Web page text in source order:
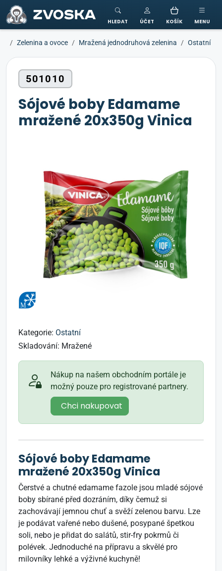
ZVOSKA
HLEDAT ÚČET KOŠÍK MENU
Zelenina a ovoce Mražená jednodruhová zelenina Ostatní
501010
Sójové boby Edamame
mražené 20x350g Vinica
Kategorie: Ostatní
Skladování: Mražené
Nákup na našem obchodním portále je
možný pouze pro registrované partnery.
Chci nakupovat
Sójové boby Edamame
mražené 20x350g Vinica
Čerstvé a chutné edamame fazole jsou mladé sójové
boby sbírané před dozráním, díky čemuž si
zachovávají jemnou chuť a svěží zelenou barvu. Lze
je podávat vařené nebo dušené, posypané špetkou
soli, nebo je přidat do salátů, stir-fry pokrmů či
polévek. Jednoduché na přípravu a skvělé pro
milovníky lehké a výživné kuchyně!